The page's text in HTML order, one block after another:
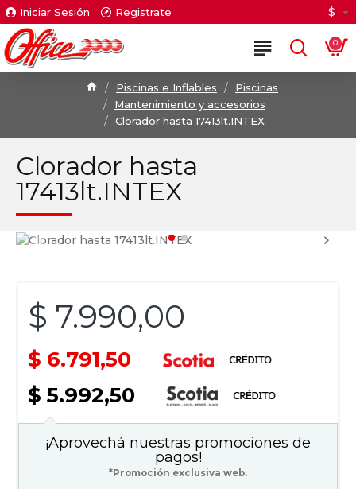
Iniciar Sesión Registrate $
0
Piscinas e Inflables
Piscinas
Mantenimiento y accesorios
Clorador hasta 17413lt.INTEX
Clorador hasta
17413lt.INTEX
$ 7.990,00
$ 6.791,50
$ 5.992,50
¡Aprovechá nuestras promociones de
pagos!
*Promoción exclusiva web.